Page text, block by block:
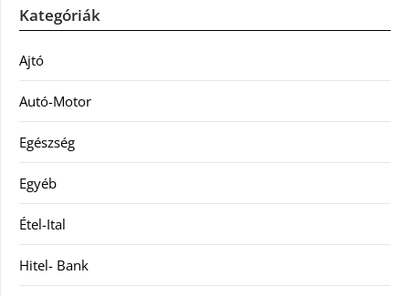
Kategóriák
Ajtó
Autó-Motor
Egészség
Egyéb
Étel-Ital
Hitel- Bank